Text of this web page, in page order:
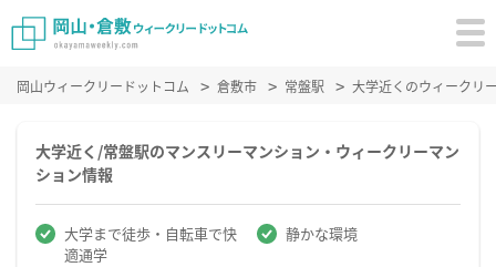
岡山ウィークリードットコム 倉敷市 常盤駅 大学近くのウィークリ
大学近く/常盤駅のマンスリーマンション・ウィークリーマン
ション情報
大学まで徒歩・自転車で快
適通学
静かな環境